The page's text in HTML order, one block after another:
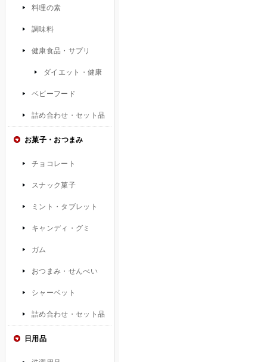
料理の素
調味料
健康食品・サプリ
ダイエット・健康
ベビーフード
詰め合わせ・セット品
お菓子・おつまみ
チョコレート
スナック菓子
ミント・タブレット
キャンディ・グミ
ガム
おつまみ・せんべい
シャーベット
詰め合わせ・セット品
日用品